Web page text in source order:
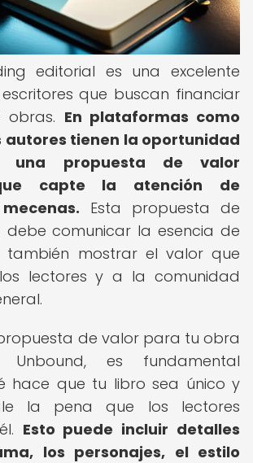
editorial es una excelente
que buscan financiar
obras. En plataformas como
autores tienen la oportunidad
una propuesta de valor
capte la atención de
Esta propuesta de
debe comunicar la esencia de
también mostrar el valor que
lectores y a la comunidad
de valor para tu obra
es fundamental
hace que tu libro sea único y
la pena que los lectores
Esto puede incluir detalles
los personajes, el estilo